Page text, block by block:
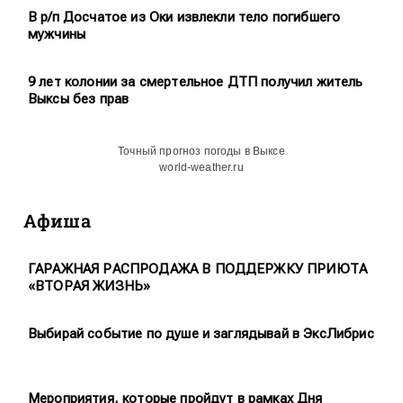
В р/п Досчатое из Оки извлекли тело погибшего
мужчины
9 лет колонии за смертельное ДТП получил житель
Выксы без прав
Точный прогноз погоды в Выксе
world-weather.ru
Афиша
ГАРАЖНАЯ РАСПРОДАЖА В ПОДДЕРЖКУ ПРИЮТА
«ВТОРАЯ ЖИЗНЬ»
Выбирай событие по душе и заглядывай в ЭксЛибрис
Мероприятия, которые пройдут в рамках Дня